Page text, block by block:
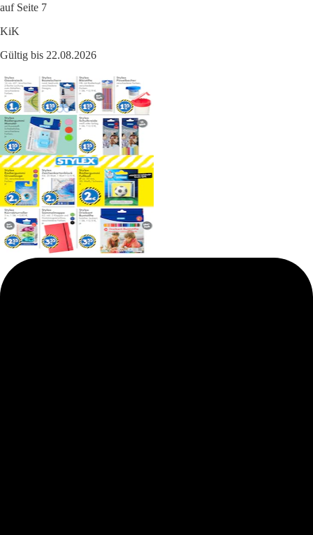
auf Seite 7
KiK
Gültig bis 22.08.2026